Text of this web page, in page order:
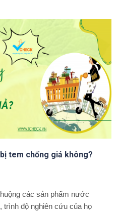
tem chống giả không?
các sản phẩm nước
trình độ nghiên cứu của họ